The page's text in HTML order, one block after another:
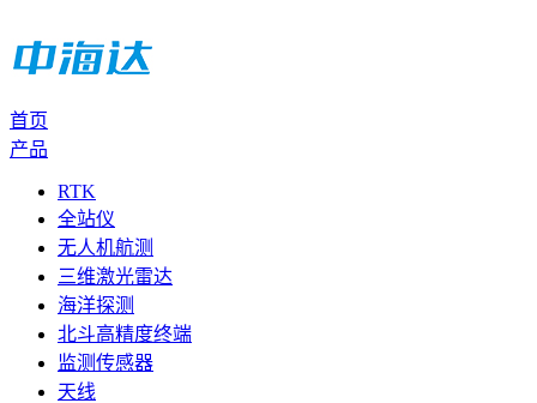
首页
产品
RTK
全站仪
无人机航测
三维激光雷达
海洋探测
北斗高精度终端
监测传感器
天线